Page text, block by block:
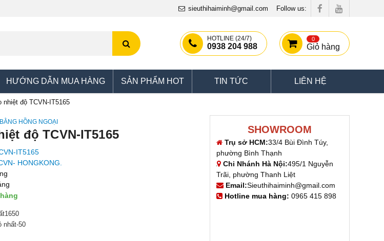
sieuthihaiminh@gmail.com Follow us:
HOTLINE (24/7)
0938 204 988
0
Giỏ hàng
HƯỚNG DẪN MUA HÀNG SẢN PHẨM HOT TIN TỨC LIÊN HỆ
nhiệt độ TCVN-IT5165
HỒNG NGOẠI
độ TCVN-IT5165
IT5165
HONGKONG.
1650
nhất-50
SHOWROOM
Trụ sở HCM:33/4 Bùi Đình Túy,
phường Bình Thạnh
Chi Nhánh Hà Nội:495/1 Nguyễn
Trãi, phường Thanh Liệt
Email:Sieuthihaiminh@gmail.com
Hotline mua hàng:0965 415 898